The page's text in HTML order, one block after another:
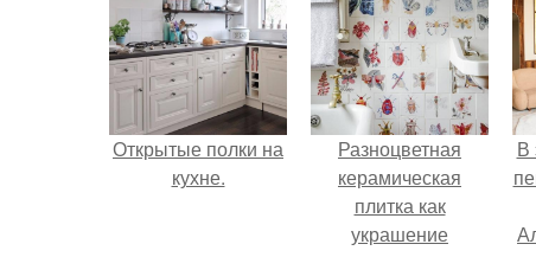
Открытые полки на
кухне.
Разноцветная
керамическая
плитка как
украшение
В